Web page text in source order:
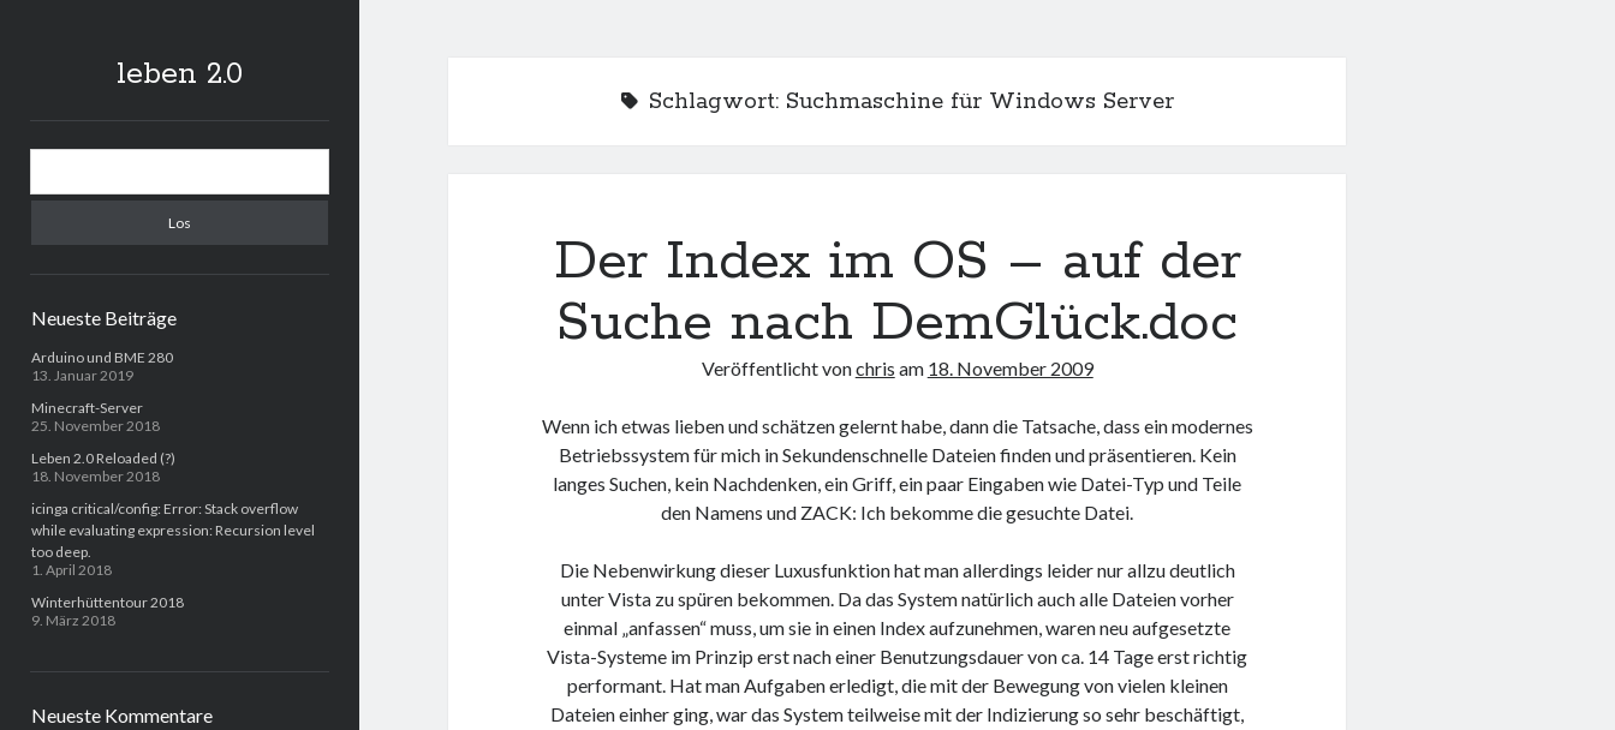
leben 2.0
Sidebar
Neueste Beiträge
Arduino und BME 280
13. Januar 2019
Minecraft-Server
25. November 2018
Leben 2.0 Reloaded (?)
18. November 2018
icinga critical/config: Error: Stack overflow
while evaluating expression: Recursion level
too deep.
1. April 2018
Winterhüttentour 2018
9. März 2018
Neueste Kommentare
Schlagwort: Suchmaschine für Windows Server
Der Index im OS – auf der
Suche nach DemGlück.doc
Veröffentlicht vonchris am 18. November 2009
Wenn ich etwas lieben und schätzen gelernt habe, dann die Tatsache, dass ein modernes
Betriebssystem für mich in Sekundenschnelle Dateien finden und präsentieren. Kein
langes Suchen, kein Nachdenken, ein Griff, ein paar Eingaben wie Datei-Typ und Teile
den Namens und ZACK: Ich bekomme die gesuchte Datei.
Die Nebenwirkung dieser Luxusfunktion hat man allerdings leider nur allzu deutlich
unter Vista zu spüren bekommen. Da das System natürlich auch alle Dateien vorher
einmal „anfassen“ muss, um sie in einen Index aufzunehmen, waren neu aufgesetzte
Vista-Systeme im Prinzip erst nach einer Benutzungsdauer von ca. 14 Tage erst richtig
performant. Hat man Aufgaben erledigt, die mit der Bewegung von vielen kleinen
Dateien einher ging, war das System teilweise mit der Indizierung so sehr beschäftigt,